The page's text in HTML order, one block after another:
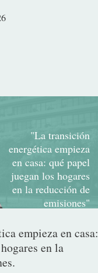
"La transición
energética empieza
en casa: qué papel
juegan los hogares
en la reducción de
emisiones"
empieza en casa:
en la